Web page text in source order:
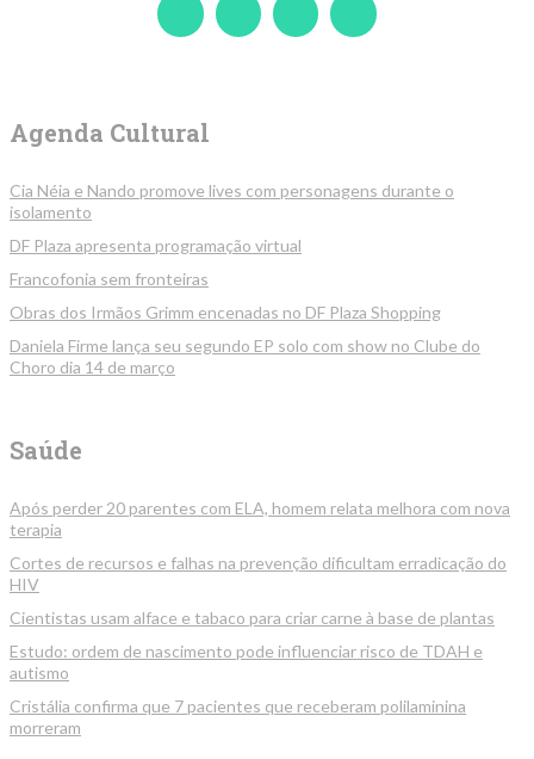
Agenda Cultural
Cia Néia e Nando promove lives com personagens durante o
isolamento
DF Plaza apresenta programação virtual
Francofonia sem fronteiras
Obras dos Irmãos Grimm encenadas no DF Plaza Shopping
Daniela Firme lança seu segundo EP solo com show no Clube do
Choro dia 14 de março
Saúde
Após perder 20 parentes com ELA, homem relata melhora com nova
terapia
Cortes de recursos e falhas na prevenção dificultam erradicação do
HIV
Cientistas usam alface e tabaco para criar carne à base de plantas
Estudo: ordem de nascimento pode influenciar risco de TDAH e
autismo
Cristália confirma que 7 pacientes que receberam polilaminina
morreram